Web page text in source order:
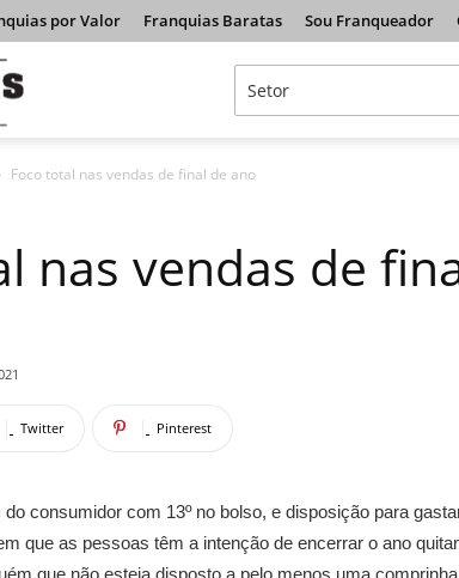
por Valor Franquias Baratas Sou Franqueador
Franquias
Foco total nas vendas de final de ano
nas vendas de
Twitter Pinterest
consumidor com 13º no bolso, e disposição para
que as pessoas têm a intenção de encerrar o ano
que não esteja disposto a pelo menos uma